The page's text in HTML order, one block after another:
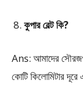
কুপার বেল্ট কি?
Ans: আমাদের
কোটি কিলোমিটার